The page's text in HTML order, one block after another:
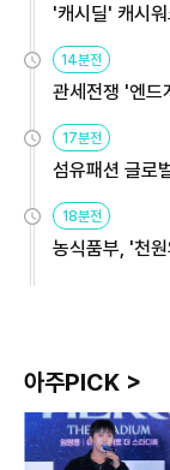
'캐시딜' 캐시
14분전
관세전쟁 '엔드
17분전
섬유패션 글로
18분전
농식품부, '천
아주PICK >